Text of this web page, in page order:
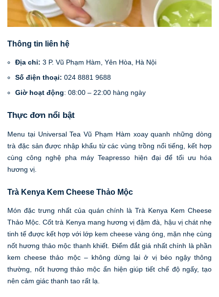
Thông tin liên hệ
Địa chỉ: 3 P. Vũ Phạm Hàm, Yên Hòa, Hà Nội
Số điện thoại: 024 8881 9688
Giờ hoạt động: 08:00 – 22:00 hàng ngày
Thực đơn nổi bật
Menu tại Universal Tea Vũ Phạm Hàm xoay quanh những dòng
trà đặc sản được nhập khẩu từ các vùng trồng nổi tiếng, kết hợp
cùng công nghệ pha máy Teapresso hiện đại để tối ưu hóa
hương vị.
Trà Kenya Kem Cheese Thảo Mộc
Món đặc trưng nhất của quán chính là Trà Kenya Kem Cheese
Thảo Mộc. Cốt trà Kenya mang hương vị đậm đà, hậu vị chát nhẹ
tinh tế được kết hợp với lớp kem cheese vàng óng, mặn nhẹ cùng
nốt hương thảo mộc thanh khiết. Điểm đắt giá nhất chính là phần
kem cheese thảo mộc – không dừng lại ở vị béo ngậy thông
thường, nốt hương thảo mộc ẩn hiện giúp tiết chế độ ngấy, tạo
nên cảm giác thanh tao rất lạ.